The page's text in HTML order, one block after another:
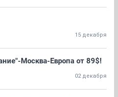
15 декабря
Москва-Европа от 89$!
02 декабря